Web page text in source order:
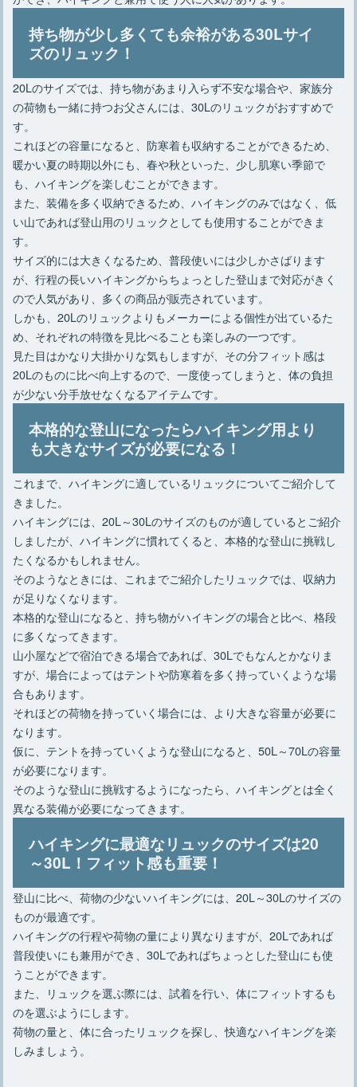
持ち物が少し多くても余裕がある30Lサイ
ズのリュック！
20Lのサイズでは、持ち物があまり入らず不安な場合や、家族分
の荷物も一緒に持つお父さんには、30Lのリュックがおすすめで
す。
これほどの容量になると、防寒着も収納することができるため、
暖かい夏の時期以外にも、春や秋といった、少し肌寒い季節で
も、ハイキングを楽しむことができます。
また、装備を多く収納できるため、ハイキングのみではなく、低
い山であれば登山用のリュックとしても使用することができま
す。
サイズ的には大きくなるため、普段使いには少しかさばります
が、行程の長いハイキングからちょっとした登山まで対応がきく
ので人気があり、多くの商品が販売されています。
しかも、20Lのリュックよりもメーカーによる個性が出ているた
め、それぞれの特徴を見比べることも楽しみの一つです。
見た目はかなり大掛かりな気もしますが、その分フィット感は
20Lのものに比べ向上するので、一度使ってしまうと、体の負担
が少ない分手放せなくなるアイテムです。
本格的な登山になったらハイキング用より
も大きなサイズが必要になる！
これまで、ハイキングに適しているリュックについてご紹介して
きました。
ハイキングには、20L～30Lのサイズのものが適しているとご紹介
しましたが、ハイキングに慣れてくると、本格的な登山に挑戦し
たくなるかもしれません。
そのようなときには、これまでご紹介したリュックでは、収納力
が足りなくなります。
本格的な登山になると、持ち物がハイキングの場合と比べ、格段
に多くなってきます。
山小屋などで宿泊できる場合であれば、30Lでもなんとかなりま
すが、場合によってはテントや防寒着を多く持っていくような場
合もあります。
それほどの荷物を持っていく場合には、より大きな容量が必要に
なります。
仮に、テントを持っていくような登山になると、50L～70Lの容量
が必要になります。
そのような登山に挑戦するようになったら、ハイキングとは全く
異なる装備が必要になってきます。
ハイキングに最適なリュックのサイズは20
～30L！フィット感も重要！
登山に比べ、荷物の少ないハイキングには、20L～30Lのサイズの
ものが最適です。
ハイキングの行程や荷物の量により異なりますが、20Lであれば
普段使いにも兼用ができ、30Lであればちょっとした登山にも使
うことができます。
また、リュックを選ぶ際には、試着を行い、体にフィットするも
のを選ぶようにします。
荷物の量と、体に合ったリュックを探し、快適なハイキングを楽
しみましょう。